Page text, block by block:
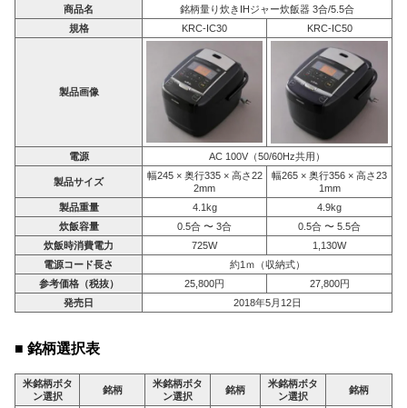
商品名
銘柄量り炊きIHジャー炊飯器 3合/5.5合
規格
KRC-IC30 KRC-IC50
製品画像
電源 AC 100V（50/60Hz共用）
製品サイズ
幅245 × 奥行335 × 高さ22
2mm
幅265 × 奥行356 × 高さ23
1mm
製品重量
4.1kg
4.9kg
炊飯容量
0.5合 〜 3合
0.5合 〜 5.5合
炊飯時消費電力
725W
1,130W
電源コード長さ
約1ｍ（収納式）
参考価格（税抜）
25,800円
27,800円
発売日
2018年5月12日
■ 銘柄選択表
米銘柄ボタ
ン選択
銘柄
米銘柄ボタ
ン選択
銘柄
米銘柄ボタ
ン選択
銘柄